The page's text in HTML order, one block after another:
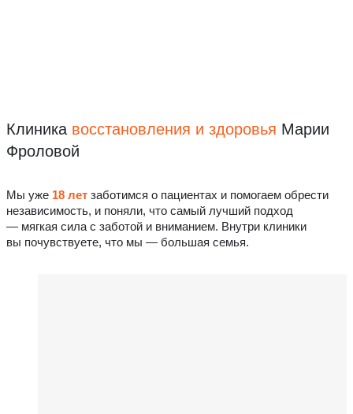
Клиника восстановления и здоровья Марии
Фроловой
Мы уже 18 лет заботимся о пациентах и помогаем обрести
независимость, и поняли, что самый лучший подход
— мягкая сила с заботой и вниманием. Внутри клиники
вы почувствуете, что мы — большая семья.